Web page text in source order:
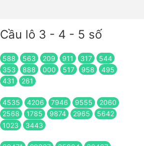
Cầu lô 3 - 4 - 5 số
588 563 209 911 317
544
353
888 000 517 958
495
431
261
4535 4206 7946 9555
2060
2568
1785 9874 2965
5642
1023
3443